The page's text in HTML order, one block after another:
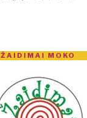
ŽAIDIMAI MOKO